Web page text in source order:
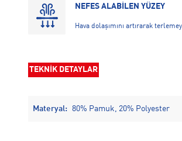
NEFES ALABİLEN YÜZEY
Hava dolaşımını artırarak
TEKNİK DETAYLAR
Materyal: 80% Pamuk, 20% Polyester